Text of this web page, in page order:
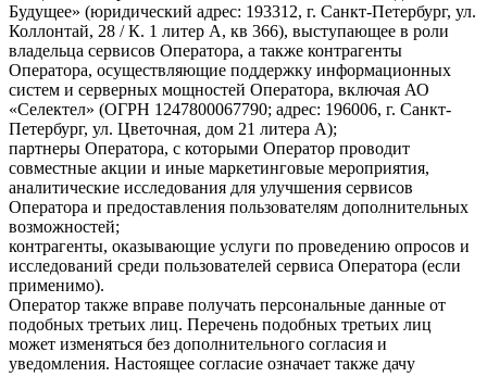
Будущее» (юридический адрес: 193312, г. Санкт-Петербург, ул.
Коллонтай, 28 / К. 1 литер А, кв 366), выступающее в роли
владельца сервисов Оператора, а также контрагенты
Оператора, осуществляющие поддержку информационных
систем и серверных мощностей Оператора, включая АО
«Селектел» (ОГРН 1247800067790; адрес: 196006, г. Санкт-
Петербург, ул. Цветочная, дом 21 литера А);
партнеры Оператора, с которыми Оператор проводит
совместные акции и иные маркетинговые мероприятия,
аналитические исследования для улучшения сервисов
Оператора и предоставления пользователям дополнительных
возможностей;
контрагенты, оказывающие услуги по проведению опросов и
исследований среди пользователей сервиса Оператора (если
применимо).
Оператор также вправе получать персональные данные от
подобных третьих лиц. Перечень подобных третьих лиц
может изменяться без дополнительного согласия и
уведомления. Настоящее согласие означает также дачу